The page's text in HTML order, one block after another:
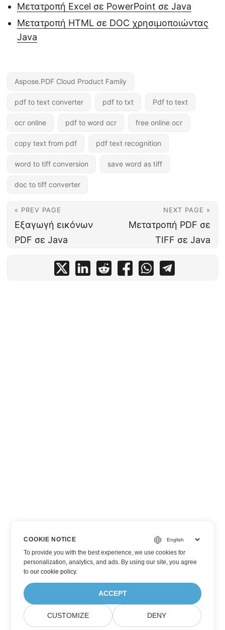
Μετατροπή Excel σε PowerPoint σε Java
Μετατροπή HTML σε DOC χρησιμοποιώντας
Java
Aspose.PDF Cloud Product Family
pdf to text converter pdf to txt Pdf to text
ocr online pdf to word ocr free online ocr
copy text from pdf pdf text recognition
word to tiff conversion save word as tiff
doc to tiff converter
« PREV PAGE
Εξαγωγή εικόνων
PDF σε Java
NEXT PAGE »
Μετατροπή PDF σε
TIFF σε Java
COOKIE NOTICE
To provide you with the best experience, we use cookies for
personalization, analytics, and ads. By using our site, you agree
toour cookie policy.
ACCEPT
CUSTOMIZE DENY